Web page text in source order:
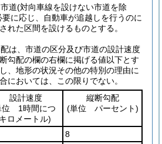
道(対向車線を設けない市道を除
に応じ、自動車が追越しを行うのに
れた区間を設けるものとする。
は、市道の区分及び市道の設計速度
勾配の欄の右欄に掲げる値以下とす
、地形の状況その他の特別の理由に
においては、この限りでない。
設計速度
位 1時間につ
ロメートル)
縦断勾配
(単位 パーセント)
8